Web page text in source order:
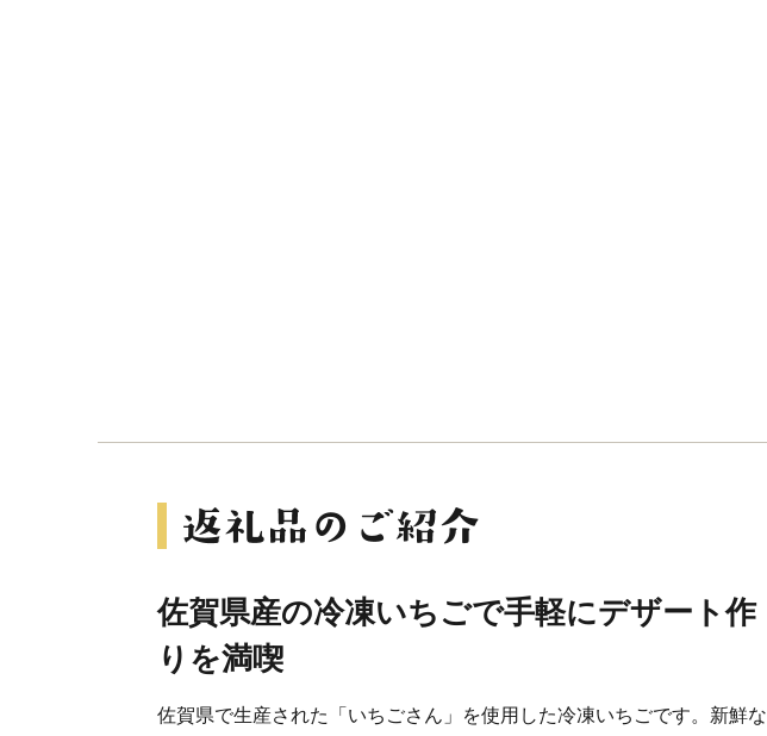
佐賀県産の冷凍いちごで手軽にデザート作
りを満喫
佐賀県で生産された「いちごさん」を使用した冷凍いちごです。新鮮な